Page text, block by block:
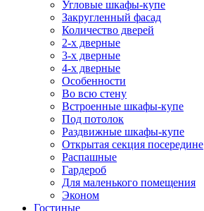
Угловые шкафы-купе
Закругленный фасад
Количество дверей
2-х дверные
3-х дверные
4-х дверные
Особенности
Во всю стену
Встроенные шкафы-купе
Под потолок
Раздвижные шкафы-купе
Открытая секция посередине
Распашные
Гардероб
Для маленького помещения
Эконом
Гостиные